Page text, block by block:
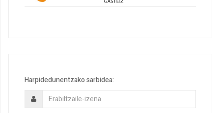
Harpidedunentzako sarbidea: